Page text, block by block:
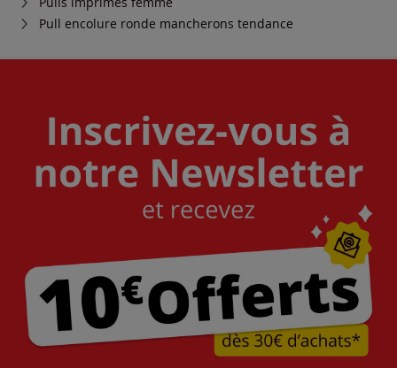
Pull encolure ronde mancherons tendance